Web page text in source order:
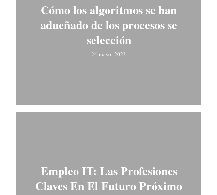
Cómo los algoritmos se han
adueñado de los procesos se
selección
24 mayo, 2022
Empleo IT: Las Profesiones
Claves En El Futuro Próximo